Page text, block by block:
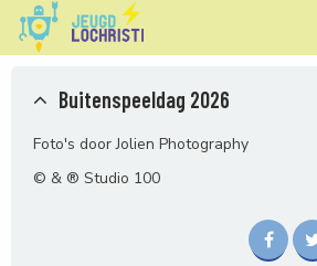
Buitenspeeldag 2026
Foto's door Jolien Photography
© & ® Studio 100